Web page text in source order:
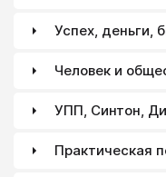
Успех, деньги,
Человек и
УПП, Синтон,
Практическая